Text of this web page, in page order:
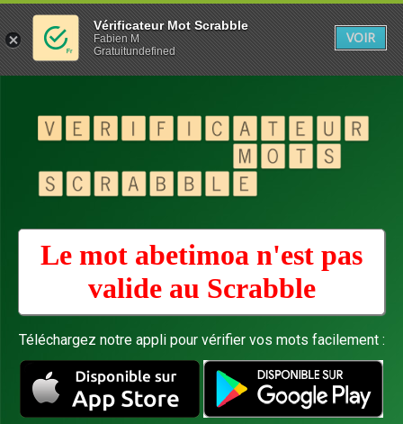
Le mot abetimoa n'est pas
valide au Scrabble
Téléchargez notre appli pour vérifier vos mots facilement :
Vérificateur Mot Scrabble
Fabien M
Gratuitundefined
VOIR